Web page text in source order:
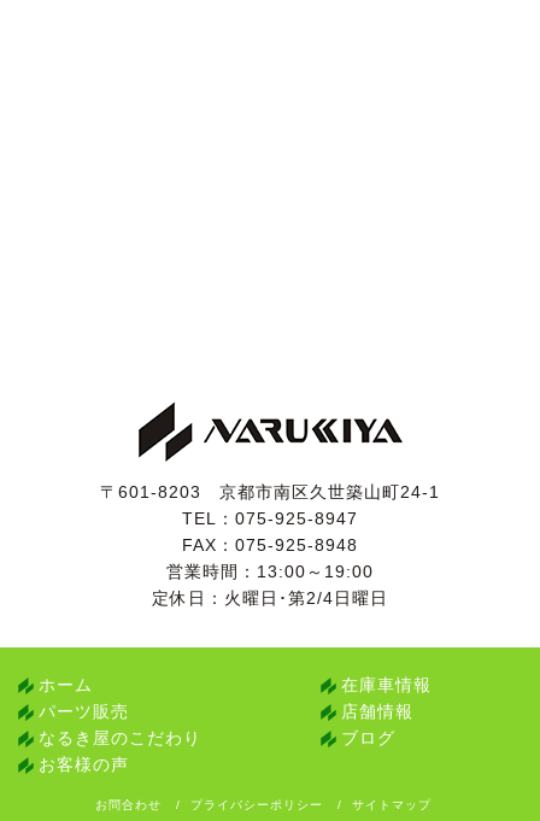
〒601-8203 京都市南区久世築山町24-1
TEL： 075-925-8947
FAX：075-925-8948
営業時間：13:00～19:00
定休日：火曜日･第2/4日曜日
ホーム
在庫車情報
パーツ販売
店舗情報
なるき屋のこだわり
ブログ
お客様の声
お問合わせ プライバシーポリシー サイトマップ